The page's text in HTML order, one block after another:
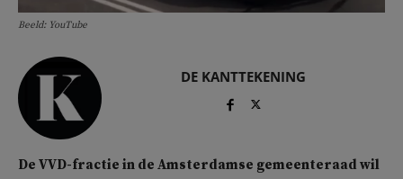
Beeld: YouTube
DE KANTTEKENING
De VVD-fractie in de Amsterdamse gemeenteraad wil